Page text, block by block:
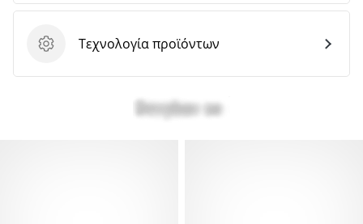
Τεχνολογία προϊόντων
Τεχνολογία προϊόντων